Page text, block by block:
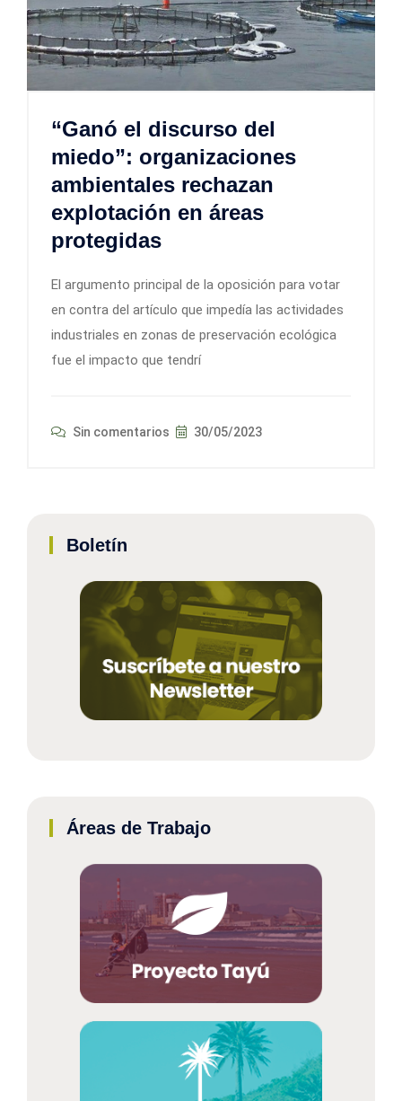
“Ganó el discurso del
miedo”: organizaciones
ambientales rechazan
explotación en áreas
protegidas
El argumento principal de la oposición para votar
en contra del artículo que impedía las actividades
industriales en zonas de preservación ecológica
fue el impacto que tendrí
Sin comentarios 30/05/2023
Boletín
Áreas de Trabajo